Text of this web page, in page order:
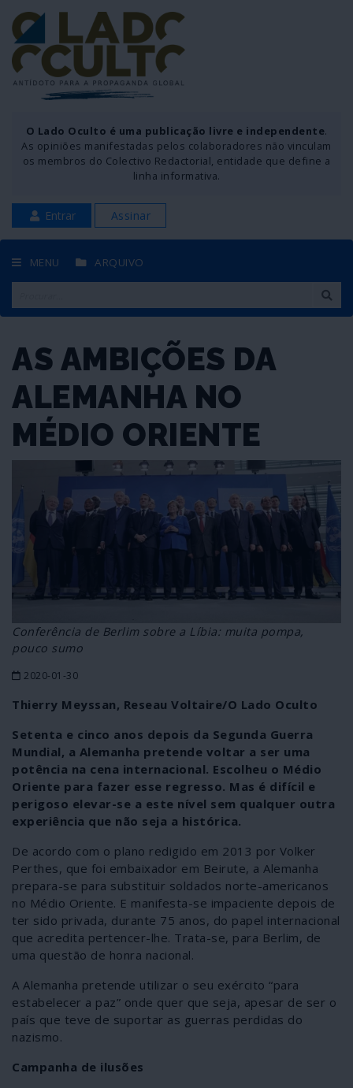
O Lado Oculto é uma publicação livre e independente.
As opiniões manifestadas pelos colaboradores não vinculam
os membros do Colectivo Redactorial, entidade que define a
linha informativa.
Entrar Assinar
MENU ARQUIVO
AS AMBIÇÕES DA
ALEMANHA NO
MÉDIO ORIENTE
Conferência de Berlim sobre a Líbia: muita pompa,
pouco sumo
2020-01-30
Thierry Meyssan, Reseau Voltaire/O Lado Oculto
Setenta e cinco anos depois da Segunda Guerra
Mundial, a Alemanha pretende voltar a ser uma
potência na cena internacional. Escolheu o Médio
Oriente para fazer esse regresso. Mas é difícil e
perigoso elevar-se a este nível sem qualquer outra
experiência que não seja a histórica.
De acordo com o plano redigido em 2013 por Volker
Perthes, que foi embaixador em Beirute, a Alemanha
prepara-se para substituir soldados norte-americanos
no Médio Oriente. E manifesta-se impaciente depois de
ter sido privada, durante 75 anos, do papel internacional
que acredita pertencer-lhe. Trata-se, para Berlim, de
uma questão de honra nacional.
A Alemanha pretende utilizar o seu exército “para
estabelecer a paz” onde quer que seja, apesar de ser o
país que teve de suportar as guerras perdidas do
nazismo.
Campanha de ilusões